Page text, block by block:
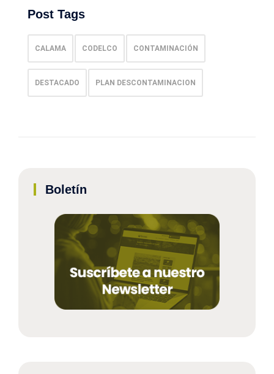
Post Tags
CALAMA CODELCO CONTAMINACIÓN
DESTACADO PLAN DESCONTAMINACION
Boletín